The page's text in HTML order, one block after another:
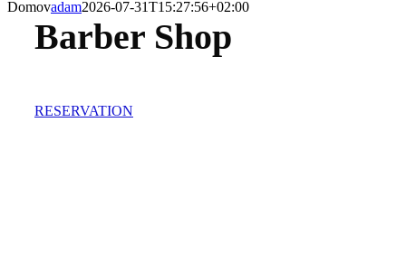
Domovadam2026-07-31T15:27:56+02:00
Barber Shop
RESERVATION